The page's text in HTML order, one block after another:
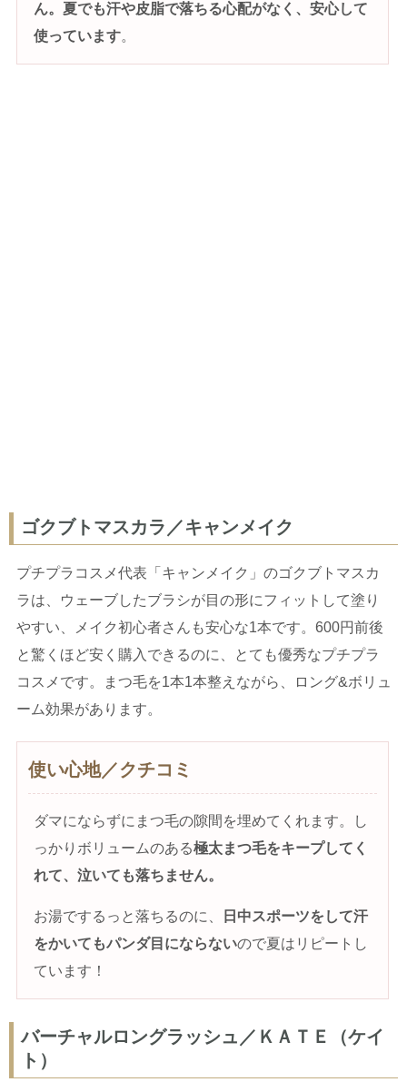
ん。夏でも汗や皮脂で落ちる心配がなく、安心して
使っています。
ゴクブトマスカラ／キャンメイク
プチプラコスメ代表「キャンメイク」のゴクブトマスカ
ラは、ウェーブしたブラシが目の形にフィットして塗り
やすい、メイク初心者さんも安心な1本です。600円前後
と驚くほど安く購入できるのに、とても優秀なプチプラ
コスメです。まつ毛を1本1本整えながら、ロング&ボリュ
ーム効果があります。
使い心地／クチコミ
ダマにならずにまつ毛の隙間を埋めてくれます。し
っかりボリュームのある極太まつ毛をキープしてく
れて、泣いても落ちません。
お湯でするっと落ちるのに、
日中スポーツをして汗
をかいてもパンダ目にならないので夏はリピートし
ています！
バーチャルロングラッシュ／ＫＡＴＥ（ケイ
ト）